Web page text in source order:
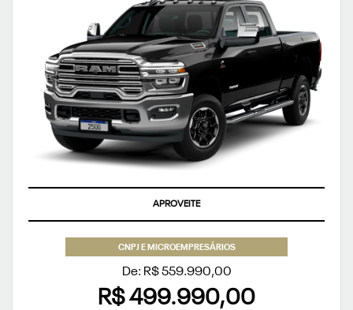
APROVEITE
CNPJ E MICROEMPRESÁRIOS
De: R$ 559.990,00
R$ 499.990,00